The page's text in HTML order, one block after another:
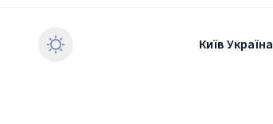
КиївУкраїна